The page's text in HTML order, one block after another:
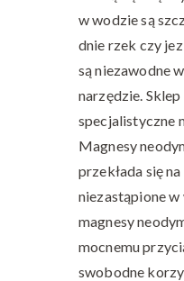
w wodzie są
dnie rzek czy
są niezawodne
narzędzie.
specjalistyczne
Magnesy
przekłada się
niezastąpione
magnesy
mocnemu
swobodne